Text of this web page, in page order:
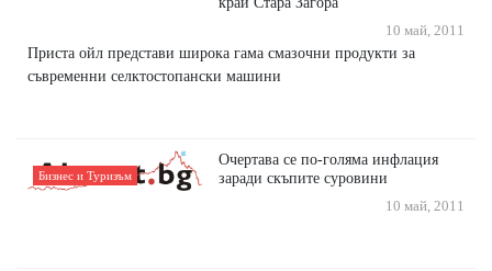
10 май, 2011
Приста ойл представи широка гама смазочни продукти за
съвременни селктостопански машини
Бизнес и Туризъм
Очертава се по-голяма инфлация
заради скъпите суровини
10 май, 2011